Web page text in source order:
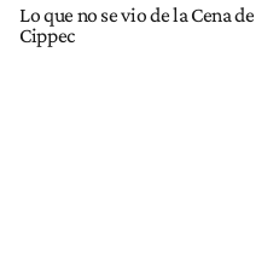
Lo que no se vio de la Cena de
Cippec